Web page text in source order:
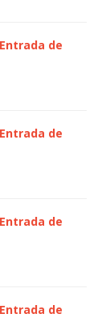
de
de
de
de